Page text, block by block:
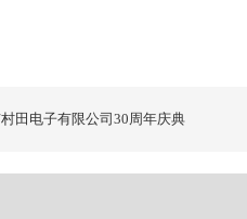
田电子有限公司30周年庆典